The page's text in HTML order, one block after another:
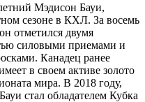
Мэдисон Бауи,
сезоне в КХЛ. За восемь
отметился двумя
силовыми приемами и
Канадец ранее
в своем активе золото
мира. В 2018 году,
стал обладателем Кубка